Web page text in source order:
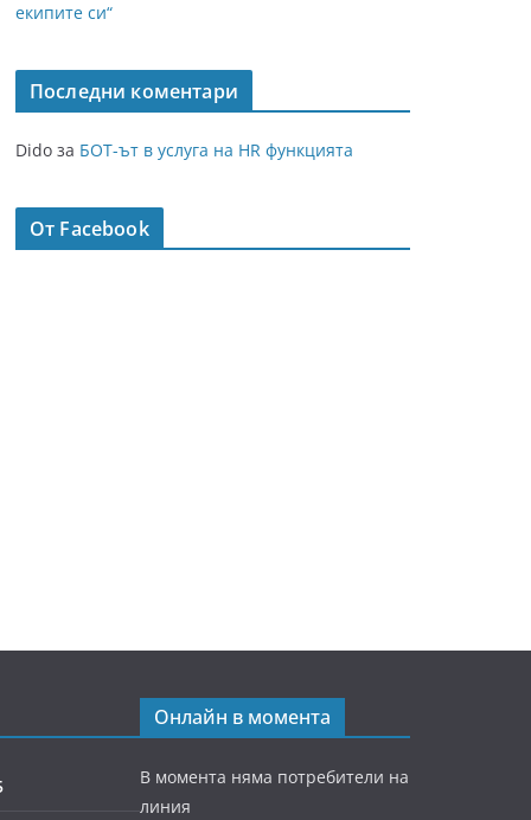
екипите си“
Последни коментари
Dido за БОТ-ът в услуга на HR функцията
От Facebook
Онлайн в момента
В момента няма потребители на
линия